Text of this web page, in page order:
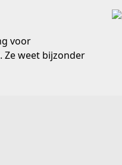
voor
Ze weet bijzonder